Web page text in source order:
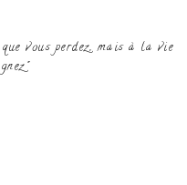
vous perdez, mais à la vie